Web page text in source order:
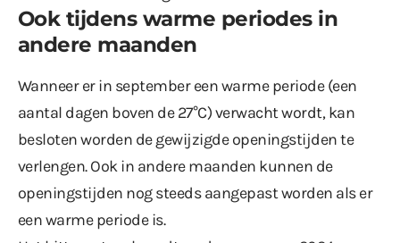
Ook tijdens warme periodes in
andere maanden
Wanneer er in september een warme periode (een
aantal dagen boven de 27°C) verwacht wordt, kan
besloten worden de gewijzigde openingstijden te
verlengen. Ook in andere maanden kunnen de
openingstijden nog steeds aangepast worden als er
een warme periode is.